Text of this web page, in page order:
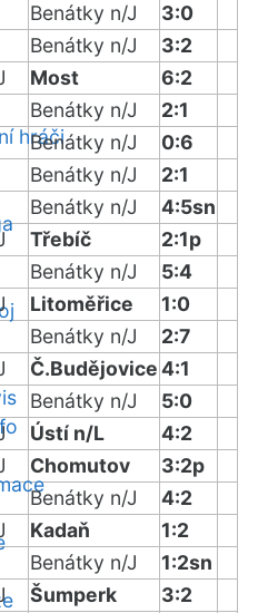
hráči
Benátky n/J
3:0
Benátky n/J
3:2
Most
6:2
Benátky n/J
2:1
Benátky n/J
0:6
Benátky n/J
2:1
Benátky n/J
4:5sn
Třebíč
2:1p
Benátky n/J
5:4
Litoměřice
1:0
Benátky n/J
2:7
Č.Budějovice4:1
Benátky n/J
5:0
Ústí n/L
4:2
Chomutov
3:2p
Benátky n/J
4:2
Kadaň
1:2
Benátky n/J
1:2sn
Šumperk
3:2